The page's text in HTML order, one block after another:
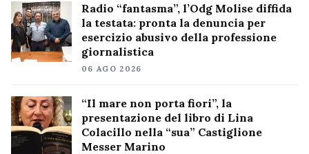
Radio “fantasma”, l’Odg Molise diffida
la testata: pronta la denuncia per
esercizio abusivo della professione
giornalistica
06 AGO 2026
“Il mare non porta fiori”, la
presentazione del libro di Lina
Colacillo nella “sua” Castiglione
Messer Marino